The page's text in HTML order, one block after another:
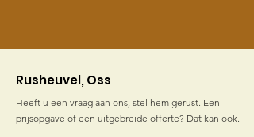
Rusheuvel, Oss
Heeft u een vraag aan ons, stel hem gerust. Een
prijsopgave of een uitgebreide offerte? Dat kan ook.